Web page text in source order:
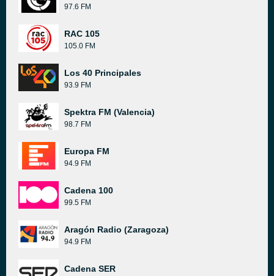
97.6 FM
RAC 105
105.0 FM
Los 40 Principales
93.9 FM
Spektra FM (Valencia)
98.7 FM
Europa FM
94.9 FM
Cadena 100
99.5 FM
Aragón Radio (Zaragoza)
94.9 FM
Cadena SER